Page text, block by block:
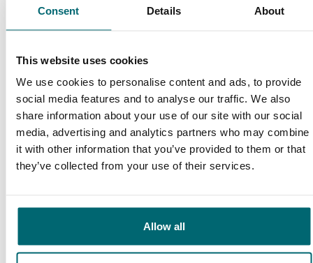
Consent Details About
This website uses cookies
We use cookies to personalise content and ads, to provide
social media features and to analyse our traffic. We also
share information about your use of our site with our social
media, advertising and analytics partners who may combine
it with other information that you’ve provided to them or that
they’ve collected from your use of their services.
Allow all
Schon 152.929
Von und für